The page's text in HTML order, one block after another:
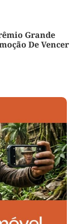
Grande
De Vencer